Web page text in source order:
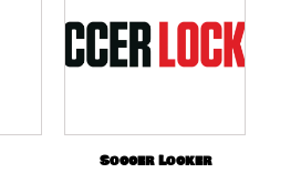
Soccer Locker